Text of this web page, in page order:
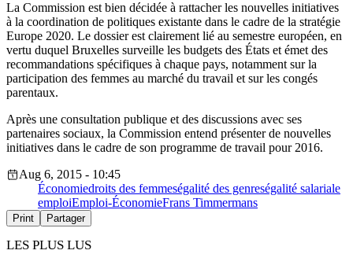
La Commission est bien décidée à rattacher les nouvelles initiatives
à la coordination de politiques existante dans le cadre de la stratégie
Europe 2020. Le dossier est clairement lié au semestre européen, en
vertu duquel Bruxelles surveille les budgets des États et émet des
recommandations spécifiques à chaque pays, notamment sur la
participation des femmes au marché du travail et sur les congés
parentaux.
Après une consultation publique et des discussions avec ses
partenaires sociaux, la Commission entend présenter de nouvelles
initiatives dans le cadre de son programme de travail pour 2016.
Aug 6, 2015 - 10:45
Économiedroits des femmeségalité des genreségalité salariale
emploiEmploi-ÉconomieFrans Timmermans
Print Partager
LES PLUS LUS